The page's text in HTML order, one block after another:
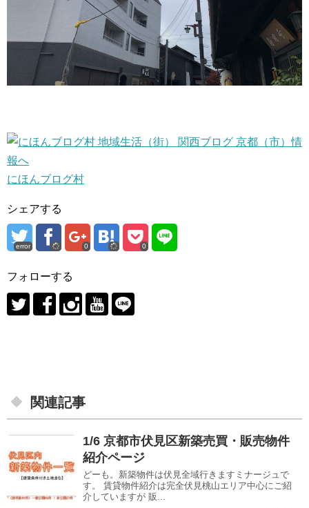
にほんブログ村
シェアする
error 0 0
フォローする
関連記事
1/6 京都市伏見区新築売買・販売物件
紹介ページ
どーも。新築物件は伏見全域行きますミナージュで
す。 賃貸物件紹介は完全伏見桃山エリア中心にご紹
介していますが 販...